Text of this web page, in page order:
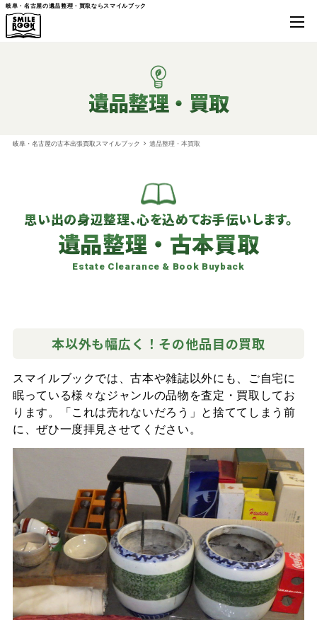
岐阜・名古屋の遺品整理・買取ならスマイルブック
遺品整理・買取
岐阜・名古屋の古本出張買取スマイルブック 遺品整理・本買取
思い出の身辺整理、心を込めてお手伝いします。
遺品整理・古本買取
Estate Clearance & Book Buyback
本以外も幅広く！その他品目の買取
スマイルブックでは、古本や雑誌以外にも、ご自宅に
眠っている様々なジャンルの品物を査定・買取してお
ります。「これは売れないだろう」と捨ててしまう前
に、ぜひ一度拝見させてください。